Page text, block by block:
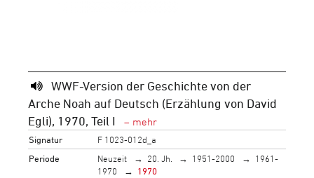
WWF-Version der Geschichte von der
Arche Noah auf Deutsch (Erzählung von David
Egli), 1970, Teil I
Signatur
F 1023-012d_a
Periode
Neuzeit 20. Jh. 1951-2000
1961-
1970
1970